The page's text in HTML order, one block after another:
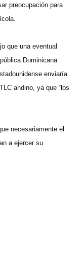
preocupación para
que una eventual
Dominicana
enviaría
andino, ya que “los
necesariamente el
a ejercer su